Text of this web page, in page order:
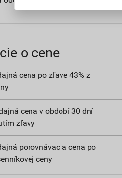
o cene
cena po zľave 43% z
cena v období 30 dní
zľavy
porovnávacia cena po
ceny